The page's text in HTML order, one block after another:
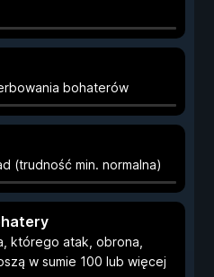
bohaterów
(trudność min. normalna)
którego atak, obrona,
w sumie 100 lub więcej